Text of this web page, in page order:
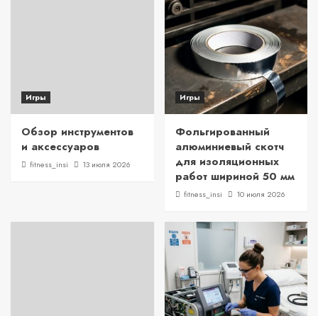
Игры
Обзор инструментов
и аксессуаров
fitness_insi 13 июля 2026
Игры
Фольгированный
алюминиевый скотч
для изоляционных
работ шириной 50 мм
fitness_insi 10 июля 2026